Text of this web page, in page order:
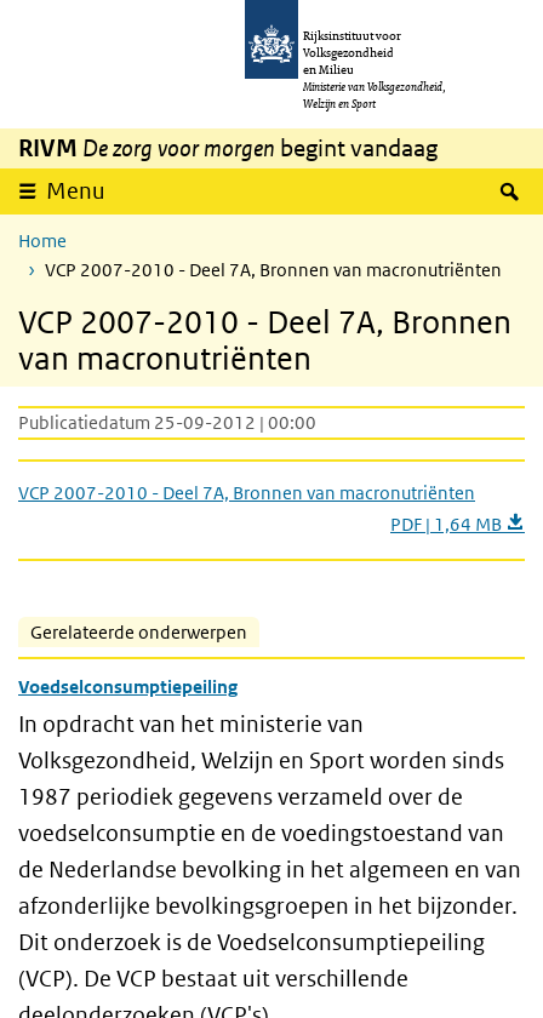
Overslaan en naar de inhoud gaan
Rijksinstituut voor
Volksgezondheid
en Milieu
Ministerie van Volksgezondheid,
Welzijn en Sport
RIVM De zorg voor morgen begint vandaag
Menu
Home
VCP 2007-2010 - Deel 7A, Bronnen van macronutriënten
VCP 2007-2010 - Deel 7A, Bronnen
van macronutriënten
Publicatiedatum 25-09-2012 | 00:00
VCP 2007-2010 - Deel 7A, Bronnen van macronutriënten
PDF | 1,64 MB
Gerelateerde onderwerpen
Voedselconsumptiepeiling
In opdracht van het ministerie van
Volksgezondheid, Welzijn en Sport worden sinds
1987 periodiek gegevens verzameld over de
voedselconsumptie en de voedingstoestand van
de Nederlandse bevolking in het algemeen en van
afzonderlijke bevolkingsgroepen in het bijzonder.
Dit onderzoek is de Voedselconsumptiepeiling
(VCP). De VCP bestaat uit verschillende